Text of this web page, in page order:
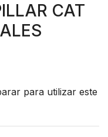
CAT
para utilizar este